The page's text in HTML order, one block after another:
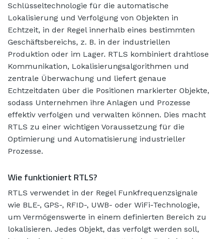
Schlüsseltechnologie für die automatische
Lokalisierung und Verfolgung von Objekten in
Echtzeit, in der Regel innerhalb eines bestimmten
Geschäftsbereichs, z. B. in der industriellen
Produktion oder im Lager. RTLS kombiniert drahtlose
Kommunikation, Lokalisierungsalgorithmen und
zentrale Überwachung und liefert genaue
Echtzeitdaten über die Positionen markierter Objekte,
sodass Unternehmen ihre Anlagen und Prozesse
effektiv verfolgen und verwalten können. Dies macht
RTLS zu einer wichtigen Voraussetzung für die
Optimierung und Automatisierung industrieller
Prozesse.
Wie funktioniert RTLS?
RTLS verwendet in der Regel Funkfrequenzsignale
wie BLE-, GPS-, RFID-, UWB- oder WiFi-Technologie,
um Vermögenswerte in einem definierten Bereich zu
lokalisieren. Jedes Objekt, das verfolgt werden soll,